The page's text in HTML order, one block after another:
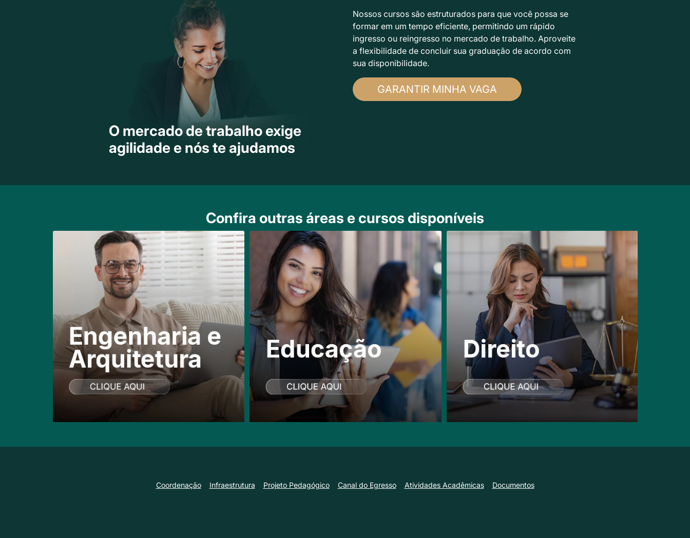
O mercado de trabalho exige
agilidade e nós te ajudamos
Nossos cursos são estruturados para que você possa se
formar em um tempo eficiente, permitindo um rápido
ingresso ou reingresso no mercado de trabalho. Aproveite
a flexibilidade de concluir sua graduação de acordo com
sua disponibilidade.
GARANTIR MINHA VAGA
Confira outras áreas e cursos disponíveis
Coordenação Infraestrutura Projeto Pedagógico Canal do Egresso Atividades Acadêmicas Documentos